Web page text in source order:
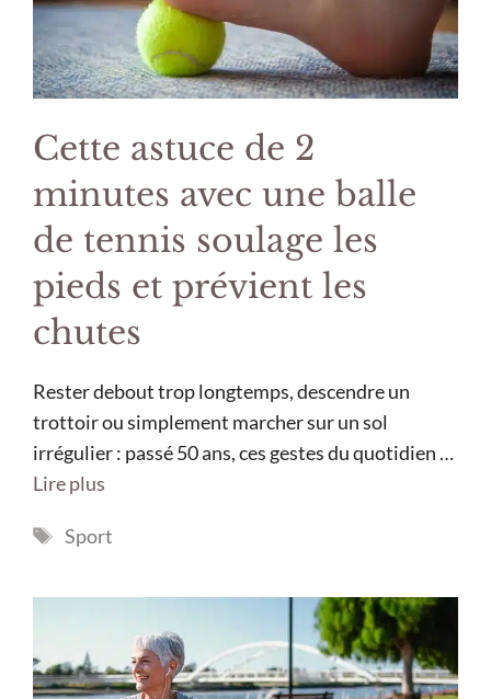
Cette astuce de 2
minutes avec une balle
de tennis soulage les
pieds et prévient les
chutes
Rester debout trop longtemps, descendre un
trottoir ou simplement marcher sur un sol
irrégulier : passé 50 ans, ces gestes du quotidien …
Lire plus
Étiquettes
Sport